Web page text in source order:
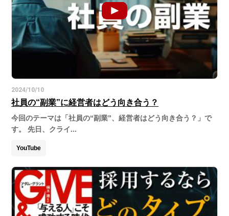
2024/10/10
社員の“副業”に経営者はどう向き合う？
今回のテーマは「社員の“副業”、経営者はどう向き合う？」で
す。 先日、クライ...
YouTube